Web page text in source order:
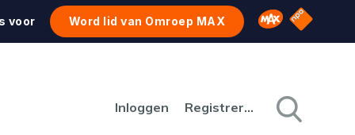
voor Word lid van Omroep MAX Omroep MAX
NPO
Inloggen Registreren